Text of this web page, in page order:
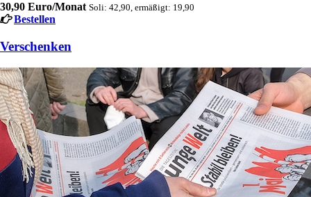
30,90 Euro/Monat Soli: 42,90, ermäßigt: 19,90
Bestellen
Verschenken